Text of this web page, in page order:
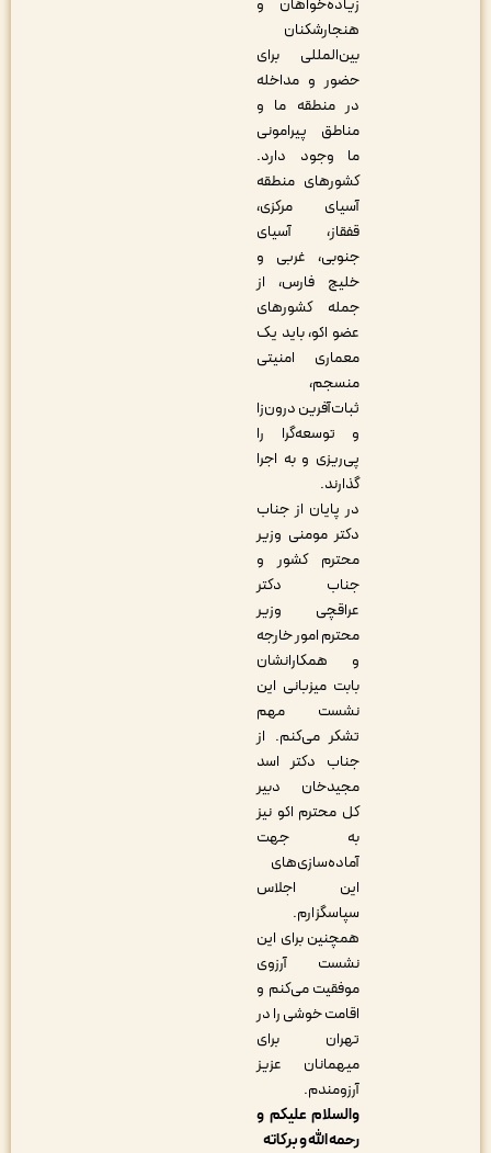
هنجارشکنان
بین‌المللی برای
حضور و مداخله
در منطقه ما و
مناطق پیرامونی
ما وجود دارد.
کشورهای منطقه
آسیای مرکزی،
قفقاز، آسیای
جنوبی، غربی و
خلیج فارس، از
جمله کشورهای
عضو اکو، باید یک
معماری امنیتی
منسجم،
ثبات‌آفرین درون‌زا
و توسعه‌گرا را
پی‌ریزی و به اجرا
در پایان از جناب
دکتر مومنی وزیر
محترم کشور و
جناب دکتر
عراقچی وزیر
محترم امور خارجه
و همکارانشان
بابت میزبانی این
نشست مهم
تشکر می‌کنم. از
جناب دکتر اسد
مجیدخان دبیر
کل محترم اکو نیز
به جهت
آماده‌سازی‌های
این اجلاس
سپاسگزارم.
همچنین برای این
نشست آرزوی
موفقیت می‌کنم و
اقامت خوشی را در
تهران برای
میهمانان عزیز
آرزومندم.
والسلام علیکم و
رحمه الله و برکاته